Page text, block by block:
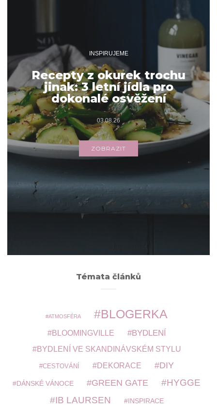
INSPIRUJEME
Recepty z okurek trochu
jinak: 3 letní jídla pro
dokonalé osvěžení
03.08.26
ZOBRAZIT
Archivy
Témata článků
ATMOSFÉRA BLOGERKA
BLOOMINGVILLE BYDLENÍ
BYDLENÍ VE SKANDINÁVSKÉM STYLU
CESTOVÁNÍ DEKORACE DIY
DÁNSKÉ VÁNOCE GREEN GATE HYGGE
IB LAURSEN INSPIRACE